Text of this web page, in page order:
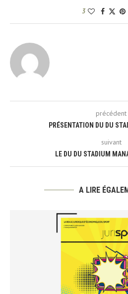
3
précédent
PRÉSENTATION DU DU
suivant
LE DU DU STADIUM
A LIRE